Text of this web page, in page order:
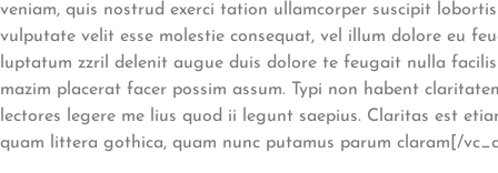
veniam, quis nostrud exerci tation ullamcorper suscipit
vulputate velit esse molestie consequat, vel illum dolore eu
luptatum zzril delenit augue duis dolore te feugait nulla
mazim placerat facer possim assum. Typi non habent
lectores legere me lius quod ii legunt saepius. Claritas est
quam littera gothica, quam nunc putamus parum claram[/